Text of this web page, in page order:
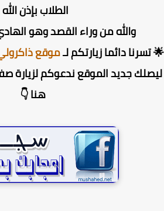
الطلاب بإذن الله .
والله من وراء القصد وهو
دائما زيارتكم لـموقع ذاكرولي
جديد الموقع ندعوكم لزيارة
هنا 👇